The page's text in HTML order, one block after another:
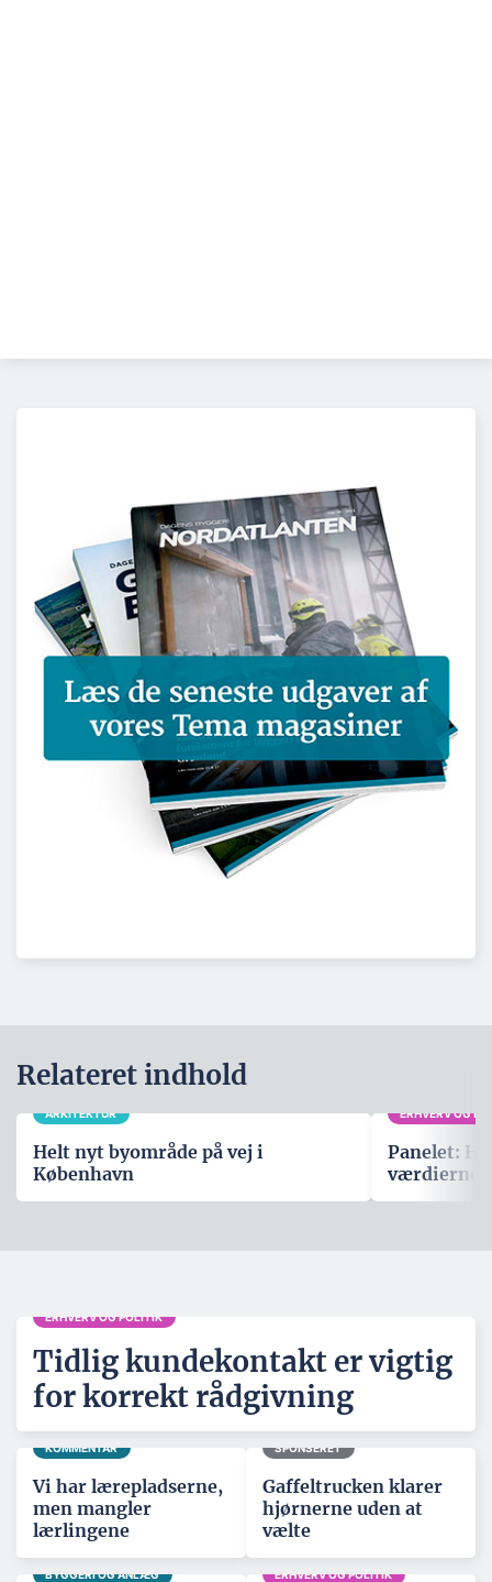
Relateret indhold
ARKITEKTUR
Helt nyt byområde på vej i
København
ERHVERV OG
Panelet:
værdierne,
ERHVERV OG POLITIK
Tidlig kundekontakt er vigtig
for korrekt rådgivning
KOMMENTAR
Vi har lærepladserne,
men mangler
lærlingene
SPONSERET
Gaffeltrucken klarer
hjørnerne uden at
vælte
BYGGERI OG ANLÆG ERHVERV OG POLITIK